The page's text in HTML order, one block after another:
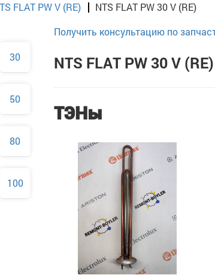
FLAT PW V (RE) NTS FLAT PW 30 V (RE)
30
50
80
100
Получить консультацию по
NTS FLAT PW 30 V (RE)
ТЭНы